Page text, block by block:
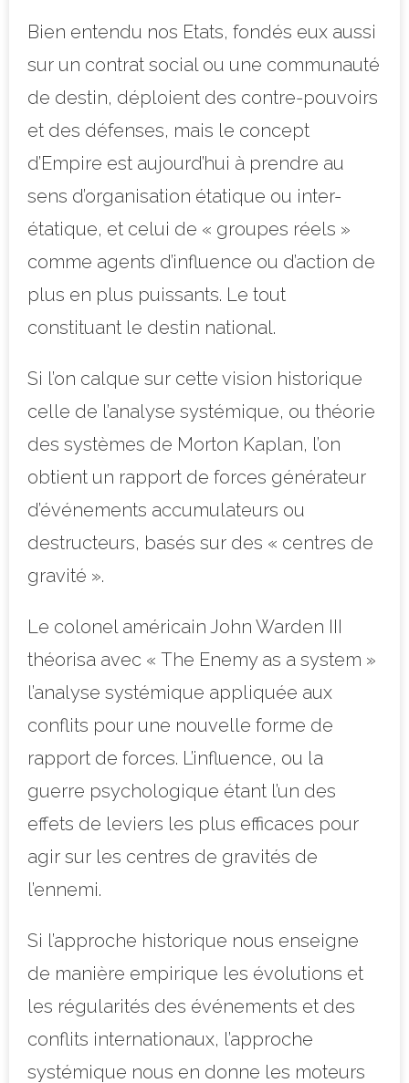
Bien entendu nos Etats, fondés eux aussi
sur un contrat social ou une communauté
de destin, déploient des contre-pouvoirs
et des défenses, mais le concept
d’Empire est aujourd’hui à prendre au
sens d’organisation étatique ou inter-
étatique, et celui de « groupes réels »
comme agents d’influence ou d’action de
plus en plus puissants. Le tout
constituant le destin national.
Si l’on calque sur cette vision historique
celle de l’analyse systémique, ou théorie
des systèmes de Morton Kaplan, l’on
obtient un rapport de forces générateur
d’événements accumulateurs ou
destructeurs, basés sur des « centres de
gravité ».
Le colonel américain John Warden III
théorisa avec « The Enemy as a system »
l’analyse systémique appliquée aux
conflits pour une nouvelle forme de
rapport de forces. L’influence, ou la
guerre psychologique étant l’un des
effets de leviers les plus efficaces pour
agir sur les centres de gravités de
l’ennemi.
Si l’approche historique nous enseigne
de manière empirique les évolutions et
les régularités des événements et des
conflits internationaux, l’approche
systémique nous en donne les moteurs